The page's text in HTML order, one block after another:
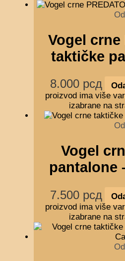
Vogel crne
taktičke
8.000 рсд
proizvod ima više
izabrane na
Vogel
pantalone
7.500 рсд
proizvod ima više
izabrane na